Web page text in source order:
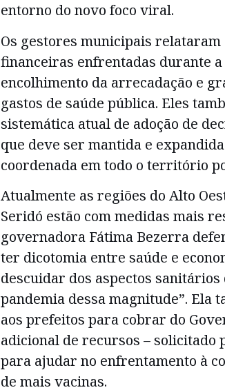
entorno do novo foco viral.
Os gestores municipais
financeiras enfrentadas durante a
encolhimento da arrecadação e
gastos de saúde pública. Eles
sistemática atual de adoção de
que deve ser mantida e
coordenada em todo o território
Atualmente as regiões do Alto
Seridó estão com medidas mais
governadora Fátima Bezerra
ter dicotomia entre saúde e
descuidar dos aspectos
pandemia dessa magnitude”. Ela
aos prefeitos para cobrar do
adicional de recursos – solicitado
para ajudar no enfrentamento à
de mais vacinas.